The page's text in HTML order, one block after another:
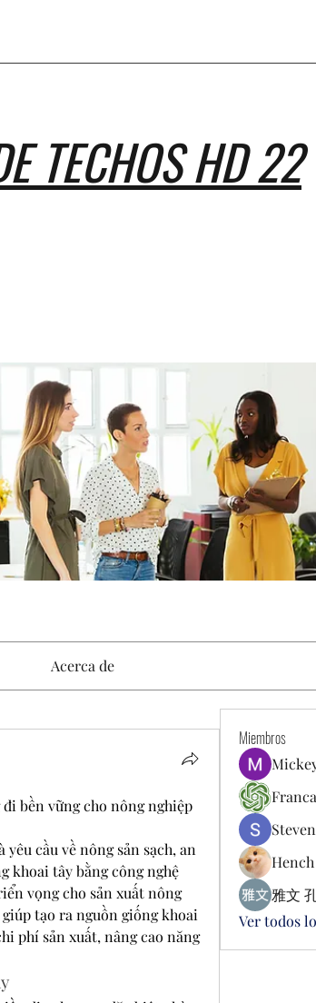
TECHOS HD 22
Acerca de
bền vững cho nông nghiệp
cầu về nông sản sạch, an
khoai tây bằng công nghệ
vọng cho sản xuất nông
tạo ra nguồn giống khoai
phí sản xuất, nâng cao năng
Miembros
雅文
Ver todos